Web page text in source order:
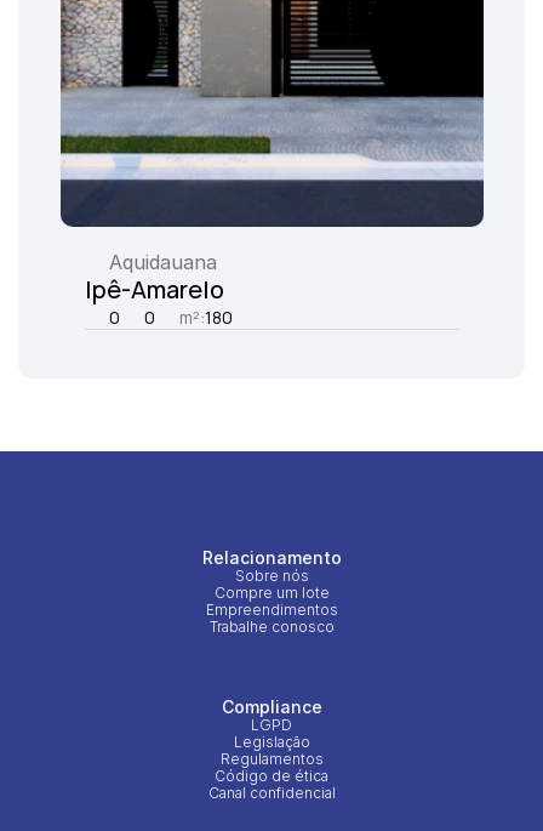
Aquidauana
Ipê-Amarelo
0 0 m²:180
Relacionamento
Sobre nós
Compre um lote
Empreendimentos
Trabalhe conosco
Compliance
LGPD
Legislação
Regulamentos
Código de ética
Canal confidencial